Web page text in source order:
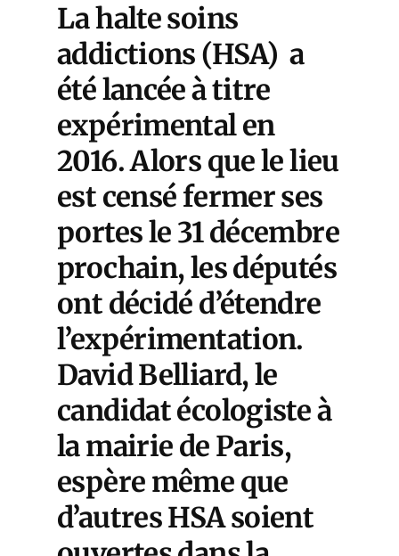
La halte soins
addictions (HSA) a
été lancée à titre
expérimental en
2016. Alors que le lieu
est censé fermer ses
portes le 31 décembre
prochain, les députés
ont décidé d’étendre
l’expérimentation.
David Belliard, le
candidat écologiste à
la mairie de Paris,
espère même que
d’autres HSA soient